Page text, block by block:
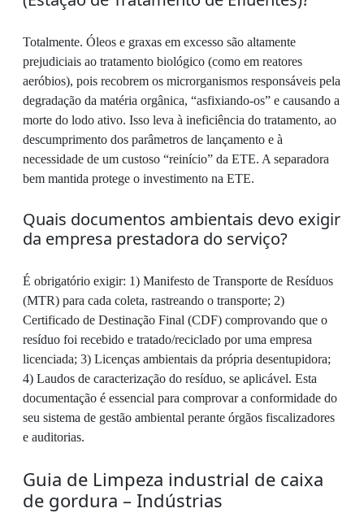
Totalmente. Óleos e graxas em excesso são altamente
prejudiciais ao tratamento biológico (como em reatores
aeróbios), pois recobrem os microrganismos responsáveis pela
degradação da matéria orgânica, “asfixiando-os” e causando a
morte do lodo ativo. Isso leva à ineficiência do tratamento, ao
descumprimento dos parâmetros de lançamento e à
necessidade de um custoso “reinício” da ETE. A separadora
bem mantida protege o investimento na ETE.
Quais documentos ambientais devo exigir
da empresa prestadora do serviço?
É obrigatório exigir: 1) Manifesto de Transporte de Resíduos
(MTR) para cada coleta, rastreando o transporte; 2)
Certificado de Destinação Final (CDF) comprovando que o
resíduo foi recebido e tratado/reciclado por uma empresa
licenciada; 3) Licenças ambientais da própria desentupidora;
4) Laudos de caracterização do resíduo, se aplicável. Esta
documentação é essencial para comprovar a conformidade do
seu sistema de gestão ambiental perante órgãos fiscalizadores
e auditorias.
Guia de Limpeza industrial de caixa
de gordura – Indústrias